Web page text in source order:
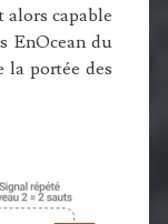
alors capable
EnOcean du
la portée des